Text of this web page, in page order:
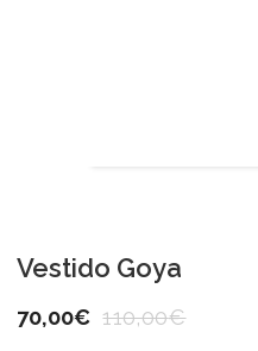
Vestido Goya
70,00€ 110,00€